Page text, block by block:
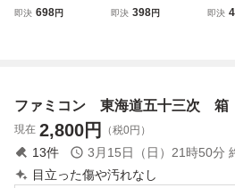
落札しても送料18
即決 698円
ても送料185円★
即決 398円
８５
即決
ファミコン 東海道五十三次 箱
現在 2,800円 （税0円）
13件 3月15日（日）21時50分
目立った傷や汚れなし